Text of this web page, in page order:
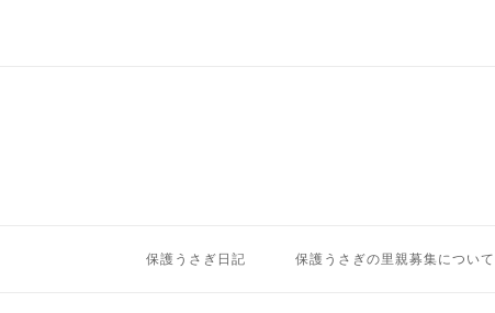
保護うさぎ日記 保護うさぎの里親募集について